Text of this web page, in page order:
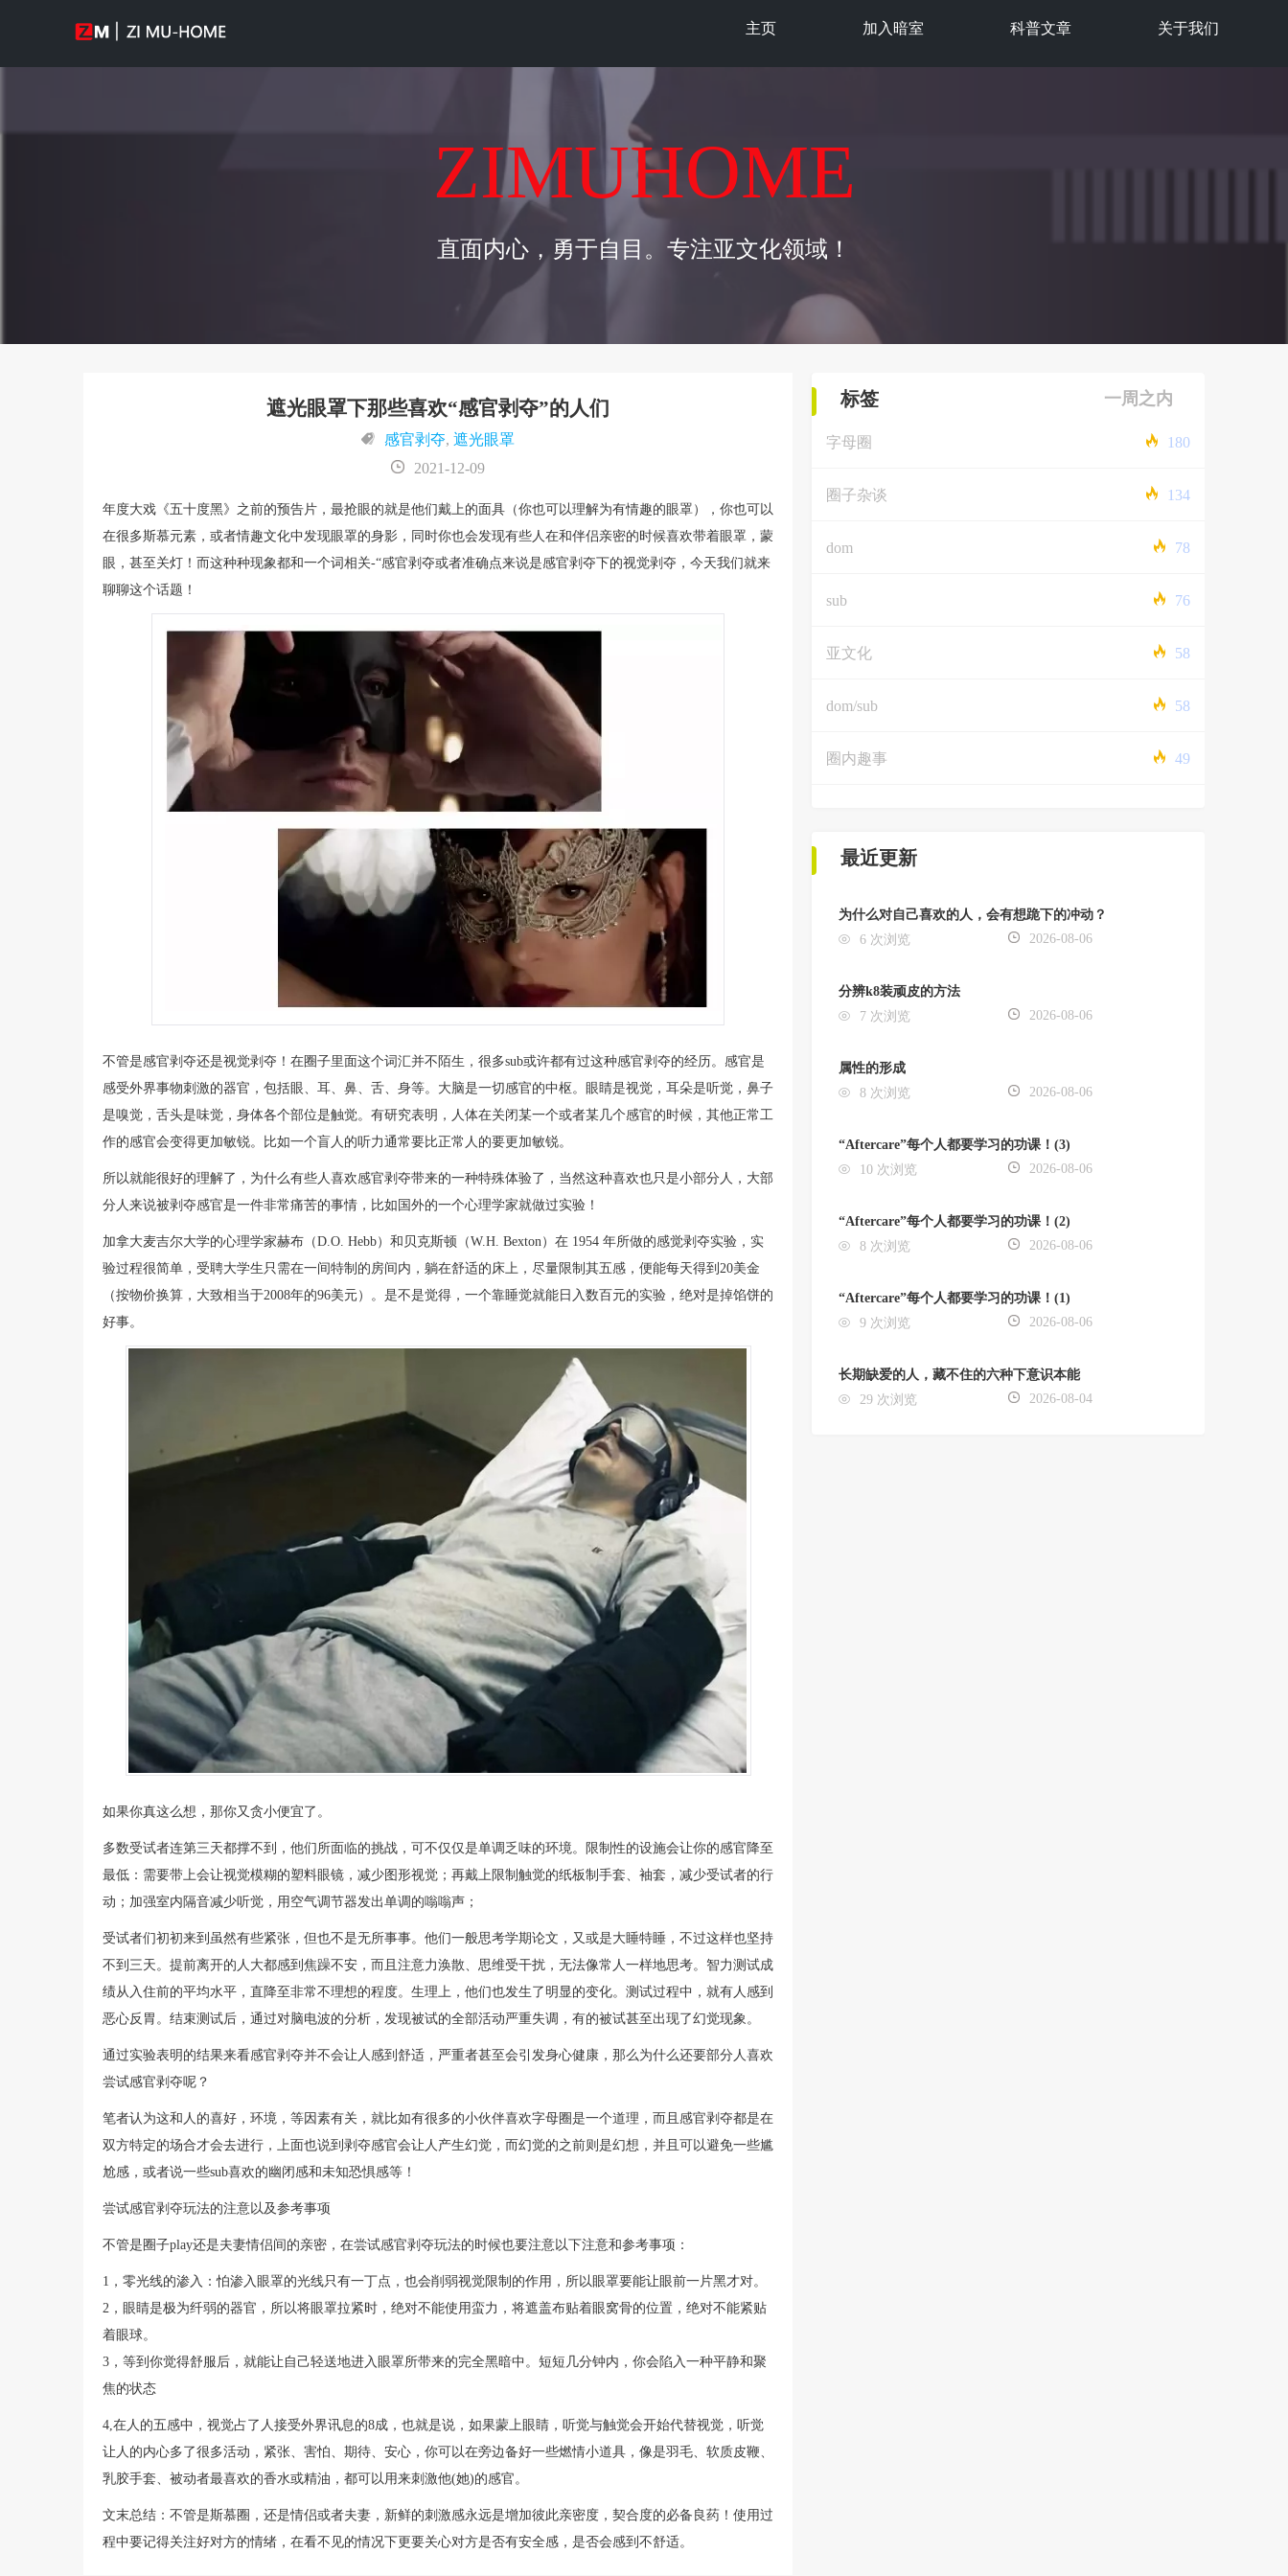
主页 加入暗室 科普文章 关于我们
ZIMUHOME
直面内心，勇于自目。专注亚文化领域！
遮光眼罩下那些喜欢“感官剥夺”的人们
感官剥夺, 遮光眼罩
2021-12-09
年度大戏《五十度黑》之前的预告片，最抢眼的就是他们戴上的面具（你也可以理解为有情趣的眼罩），你也可以
在很多斯慕元素，或者情趣文化中发现眼罩的身影，同时你也会发现有些人在和伴侣亲密的时候喜欢带着眼罩，蒙
眼，甚至关灯！而这种种现象都和一个词相关-“感官剥夺或者准确点来说是感官剥夺下的视觉剥夺，今天我们就来
聊聊这个话题！
不管是感官剥夺还是视觉剥夺！在圈子里面这个词汇并不陌生，很多sub或许都有过这种感官剥夺的经历。感官是
感受外界事物刺激的器官，包括眼、耳、鼻、舌、身等。大脑是一切感官的中枢。眼睛是视觉，耳朵是听觉，鼻子
是嗅觉，舌头是味觉，身体各个部位是触觉。有研究表明，人体在关闭某一个或者某几个感官的时候，其他正常工
作的感官会变得更加敏锐。比如一个盲人的听力通常要比正常人的要更加敏锐。
所以就能很好的理解了，为什么有些人喜欢感官剥夺带来的一种特殊体验了，当然这种喜欢也只是小部分人，大部
分人来说被剥夺感官是一件非常痛苦的事情，比如国外的一个心理学家就做过实验！
加拿大麦吉尔大学的心理学家赫布（D.O. Hebb）和贝克斯顿（W.H. Bexton）在 1954 年所做的感觉剥夺实验，实
验过程很简单，受聘大学生只需在一间特制的房间内，躺在舒适的床上，尽量限制其五感，便能每天得到20美金
（按物价换算，大致相当于2008年的96美元）。是不是觉得，一个靠睡觉就能日入数百元的实验，绝对是掉馅饼的
好事。
如果你真这么想，那你又贪小便宜了。
多数受试者连第三天都撑不到，他们所面临的挑战，可不仅仅是单调乏味的环境。限制性的设施会让你的感官降至
最低：需要带上会让视觉模糊的塑料眼镜，减少图形视觉；再戴上限制触觉的纸板制手套、袖套，减少受试者的行
动；加强室内隔音减少听觉，用空气调节器发出单调的嗡嗡声；
受试者们初初来到虽然有些紧张，但也不是无所事事。他们一般思考学期论文，又或是大睡特睡，不过这样也坚持
不到三天。提前离开的人大都感到焦躁不安，而且注意力涣散、思维受干扰，无法像常人一样地思考。智力测试成
绩从入住前的平均水平，直降至非常不理想的程度。生理上，他们也发生了明显的变化。测试过程中，就有人感到
恶心反胃。结束测试后，通过对脑电波的分析，发现被试的全部活动严重失调，有的被试甚至出现了幻觉现象。
通过实验表明的结果来看感官剥夺并不会让人感到舒适，严重者甚至会引发身心健康，那么为什么还要部分人喜欢
尝试感官剥夺呢？
笔者认为这和人的喜好，环境，等因素有关，就比如有很多的小伙伴喜欢字母圈是一个道理，而且感官剥夺都是在
双方特定的场合才会去进行，上面也说到剥夺感官会让人产生幻觉，而幻觉的之前则是幻想，并且可以避免一些尴
尬感，或者说一些sub喜欢的幽闭感和未知恐惧感等！
尝试感官剥夺玩法的注意以及参考事项
不管是圈子play还是夫妻情侣间的亲密，在尝试感官剥夺玩法的时候也要注意以下注意和参考事项：
1，零光线的渗入：怕渗入眼罩的光线只有一丁点，也会削弱视觉限制的作用，所以眼罩要能让眼前一片黑才对。
2，眼睛是极为纤弱的器官，所以将眼罩拉紧时，绝对不能使用蛮力，将遮盖布贴着眼窝骨的位置，绝对不能紧贴
着眼球。
3，等到你觉得舒服后，就能让自己轻送地进入眼罩所带来的完全黑暗中。短短几分钟内，你会陷入一种平静和聚
焦的状态
4,在人的五感中，视觉占了人接受外界讯息的8成，也就是说，如果蒙上眼睛，听觉与触觉会开始代替视觉，听觉
让人的内心多了很多活动，紧张、害怕、期待、安心，你可以在旁边备好一些燃情小道具，像是羽毛、软质皮鞭、
乳胶手套、被动者最喜欢的香水或精油，都可以用来刺激他(她)的感官。
文末总结：不管是斯慕圈，还是情侣或者夫妻，新鲜的刺激感永远是增加彼此亲密度，契合度的必备良药！使用过
程中要记得关注好对方的情绪，在看不见的情况下更要关心对方是否有安全感，是否会感到不舒适。
标签 一周之内
字母圈 180
圈子杂谈 134
dom 78
sub 76
亚文化 58
dom/sub 58
圈内趣事 49
最近更新
为什么对自己喜欢的人，会有想跪下的冲动？
6 次浏览
2026-08-06
分辨k8装顽皮的方法
7 次浏览
2026-08-06
属性的形成
8 次浏览
2026-08-06
“Aftercare”每个人都要学习的功课！(3)
10 次浏览
2026-08-06
“Aftercare”每个人都要学习的功课！(2)
8 次浏览
2026-08-06
“Aftercare”每个人都要学习的功课！(1)
9 次浏览
2026-08-06
长期缺爱的人，藏不住的六种下意识本能
29 次浏览
2026-08-04